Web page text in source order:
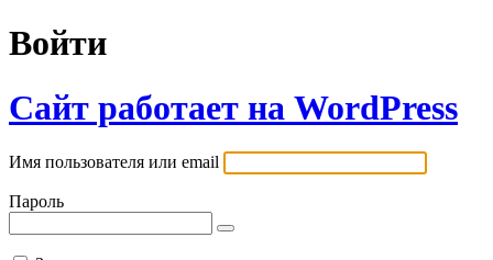
Войти
Сайт работает на WordPress
Имя пользователя или email
Пароль